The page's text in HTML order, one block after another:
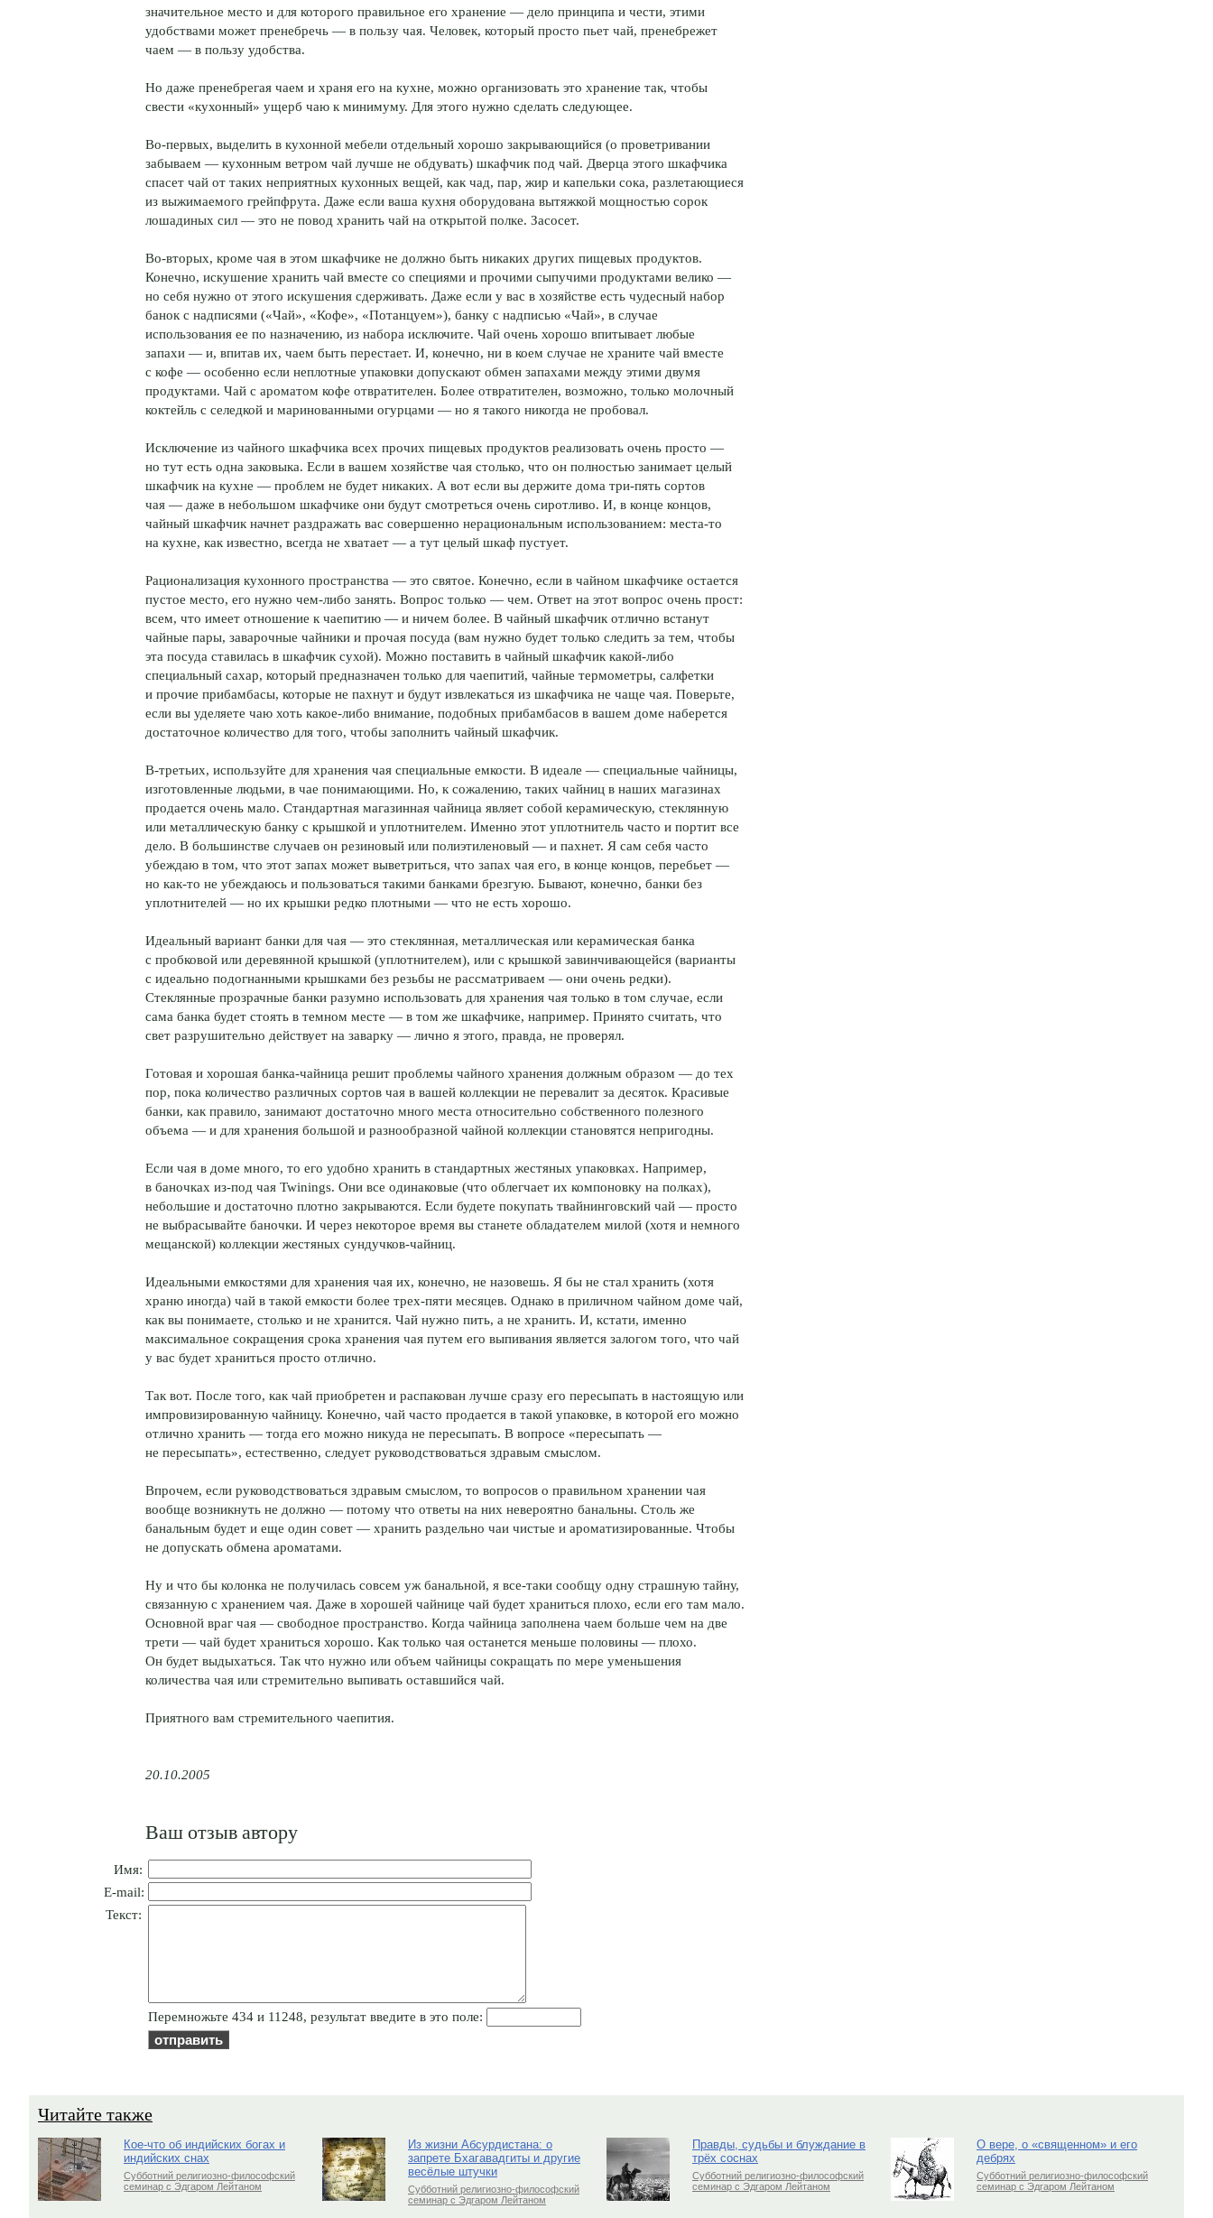
значительное место и для которого правильное его хранение — дело принципа и чести, этими
удобствами может пренебречь — в пользу чая. Человек, который просто пьет чай, пренебрежет
чаем — в пользу удобства.
Но даже пренебрегая чаем и храня его на кухне, можно организовать это хранение так, чтобы
свести «кухонный» ущерб чаю к минимуму. Для этого нужно сделать следующее.
Во-первых, выделить в кухонной мебели отдельный хорошо закрывающийся (о проветривании
забываем — кухонным ветром чай лучше не обдувать) шкафчик под чай. Дверца этого шкафчика
спасет чай от таких неприятных кухонных вещей, как чад, пар, жир и капельки сока, разлетающиеся
из выжимаемого грейпфрута. Даже если ваша кухня оборудована вытяжкой мощностью сорок
лошадиных сил — это не повод хранить чай на открытой полке. Засосет.
Во-вторых, кроме чая в этом шкафчике не должно быть никаких других пищевых продуктов.
Конечно, искушение хранить чай вместе со специями и прочими сыпучими продуктами велико —
но себя нужно от этого искушения сдерживать. Даже если у вас в хозяйстве есть чудесный набор
банок с надписями («Чай», «Кофе», «Потанцуем»), банку с надписью «Чай», в случае
использования ее по назначению, из набора исключите. Чай очень хорошо впитывает любые
запахи — и, впитав их, чаем быть перестает. И, конечно, ни в коем случае не храните чай вместе
с кофе — особенно если неплотные упаковки допускают обмен запахами между этими двумя
продуктами. Чай с ароматом кофе отвратителен. Более отвратителен, возможно, только молочный
коктейль с селедкой и маринованными огурцами — но я такого никогда не пробовал.
Исключение из чайного шкафчика всех прочих пищевых продуктов реализовать очень просто —
но тут есть одна заковыка. Если в вашем хозяйстве чая столько, что он полностью занимает целый
шкафчик на кухне — проблем не будет никаких. А вот если вы держите дома три-пять сортов
чая — даже в небольшом шкафчике они будут смотреться очень сиротливо. И, в конце концов,
чайный шкафчик начнет раздражать вас совершенно нерациональным использованием: места-то
на кухне, как известно, всегда не хватает — а тут целый шкаф пустует.
Рационализация кухонного пространства — это святое. Конечно, если в чайном шкафчике остается
пустое место, его нужно чем-либо занять. Вопрос только — чем. Ответ на этот вопрос очень прост:
всем, что имеет отношение к чаепитию — и ничем более. В чайный шкафчик отлично встанут
чайные пары, заварочные чайники и прочая посуда (вам нужно будет только следить за тем, чтобы
эта посуда ставилась в шкафчик сухой). Можно поставить в чайный шкафчик какой-либо
специальный сахар, который предназначен только для чаепитий, чайные термометры, салфетки
и прочие прибамбасы, которые не пахнут и будут извлекаться из шкафчика не чаще чая. Поверьте,
если вы уделяете чаю хоть какое-либо внимание, подобных прибамбасов в вашем доме наберется
достаточное количество для того, чтобы заполнить чайный шкафчик.
В-третьих, используйте для хранения чая специальные емкости. В идеале — специальные чайницы,
изготовленные людьми, в чае понимающими. Но, к сожалению, таких чайниц в наших магазинах
продается очень мало. Стандартная магазинная чайница являет собой керамическую, стеклянную
или металлическую банку с крышкой и уплотнителем. Именно этот уплотнитель часто и портит все
дело. В большинстве случаев он резиновый или полиэтиленовый — и пахнет. Я сам себя часто
убеждаю в том, что этот запах может выветриться, что запах чая его, в конце концов, перебьет —
но как-то не убеждаюсь и пользоваться такими банками брезгую. Бывают, конечно, банки без
уплотнителей — но их крышки редко плотными — что не есть хорошо.
Идеальный вариант банки для чая — это стеклянная, металлическая или керамическая банка
с пробковой или деревянной крышкой (уплотнителем), или с крышкой завинчивающейся (варианты
с идеально подогнанными крышками без резьбы не рассматриваем — они очень редки).
Стеклянные прозрачные банки разумно использовать для хранения чая только в том случае, если
сама банка будет стоять в темном месте — в том же шкафчике, например. Принято считать, что
свет разрушительно действует на заварку — лично я этого, правда, не проверял.
Готовая и хорошая банка-чайница решит проблемы чайного хранения должным образом — до тех
пор, пока количество различных сортов чая в вашей коллекции не перевалит за десяток. Красивые
банки, как правило, занимают достаточно много места относительно собственного полезного
объема — и для хранения большой и разнообразной чайной коллекции становятся непригодны.
Если чая в доме много, то его удобно хранить в стандартных жестяных упаковках. Например,
в баночках из-под чая Twinings. Они все одинаковые (что облегчает их компоновку на полках),
небольшие и достаточно плотно закрываются. Если будете покупать твайнинговский чай — просто
не выбрасывайте баночки. И через некоторое время вы станете обладателем милой (хотя и немного
мещанской) коллекции жестяных сундучков-чайниц.
Идеальными емкостями для хранения чая их, конечно, не назовешь. Я бы не стал хранить (хотя
храню иногда) чай в такой емкости более трех-пяти месяцев. Однако в приличном чайном доме чай,
как вы понимаете, столько и не хранится. Чай нужно пить, а не хранить. И, кстати, именно
максимальное сокращения срока хранения чая путем его выпивания является залогом того, что чай
у вас будет храниться просто отлично.
Так вот. После того, как чай приобретен и распакован лучше сразу его пересыпать в настоящую или
импровизированную чайницу. Конечно, чай часто продается в такой упаковке, в которой его можно
отлично хранить — тогда его можно никуда не пересыпать. В вопросе «пересыпать —
не пересыпать», естественно, следует руководствоваться здравым смыслом.
Впрочем, если руководствоваться здравым смыслом, то вопросов о правильном хранении чая
вообще возникнуть не должно — потому что ответы на них невероятно банальны. Столь же
банальным будет и еще один совет — хранить раздельно чаи чистые и ароматизированные. Чтобы
не допускать обмена ароматами.
Ну и что бы колонка не получилась совсем уж банальной, я все-таки сообщу одну страшную тайну,
связанную с хранением чая. Даже в хорошей чайнице чай будет храниться плохо, если его там мало.
Основной враг чая — свободное пространство. Когда чайница заполнена чаем больше чем на две
трети — чай будет храниться хорошо. Как только чая останется меньше половины — плохо.
Он будет выдыхаться. Так что нужно или объем чайницы сокращать по мере уменьшения
количества чая или стремительно выпивать оставшийся чай.
Приятного вам стремительного чаепития.
20.10.2005
Ваш отзыв автору
Имя:
E-mail:
Текст:
Пepeмнoжьтe 434 и 11248, результат введите в это поле:
Читайте также
Кое-что об индийских богах и
индийских снах
Субботний религиозно-философский
семинар с Эдгаром Лейтаном
Из жизни Абсурдистана: о
запрете Бхагавадгиты и другие
весёлые штучки
Субботний религиозно-философский
семинар с Эдгаром Лейтаном
Правды, судьбы и блуждание в
трёх соснах
Субботний религиозно-философский
семинар с Эдгаром Лейтаном
О вере, о «священном» и его
дебрях
Субботний религиозно-философский
семинар с Эдгаром Лейтаном